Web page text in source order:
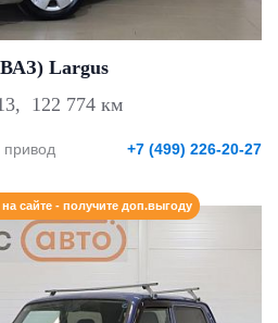
Largus
, 122 774 км
+7 (499) 226-20-27
на сайте - получите доп.выгоду